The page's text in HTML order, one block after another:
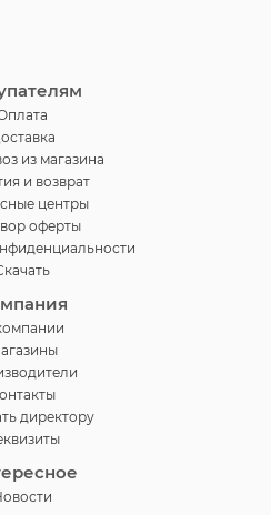
из магазина
и возврат
центры
оферты
директору